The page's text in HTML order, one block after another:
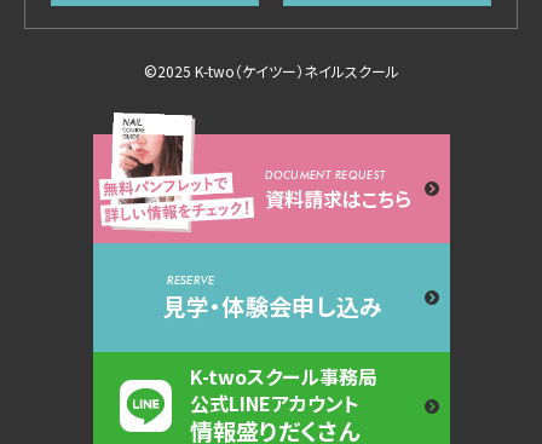
©2025 K-two（ケイツー）ネイルスクール
DOCUMENT REQUEST
資料請求はこちら
RESERVE
見学・体験会申し込み
K-twoスクール事務局
公式LINEアカウント
情報盛りだくさん